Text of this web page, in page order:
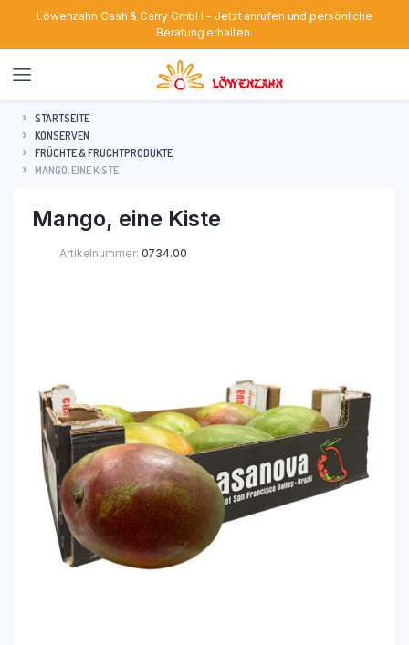
Löwenzahn Cash & Carry GmbH - Jetzt anrufen und persönliche
Beratung erhalten.
STARTSEITE
KONSERVEN
FRÜCHTE & FRUCHTPRODUKTE
MANGO, EINE KISTE
Mango, eine Kiste
Artikelnummer: 0734.00